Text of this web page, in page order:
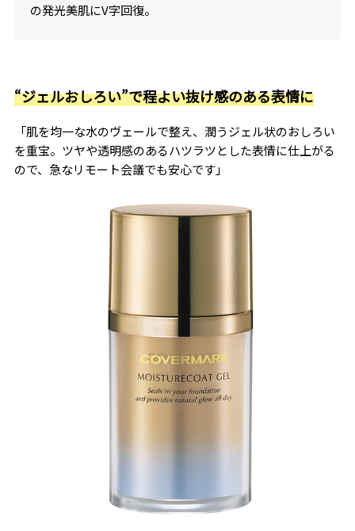
の発光美肌にV字回復。
“ジェルおしろい”で程よい抜け感のある表情に
「肌を均一な水のヴェールで整え、潤うジェル状のおしろい
を重宝。ツヤや透明感のあるハツラツとした表情に仕上がる
ので、急なリモート会議でも安心です」